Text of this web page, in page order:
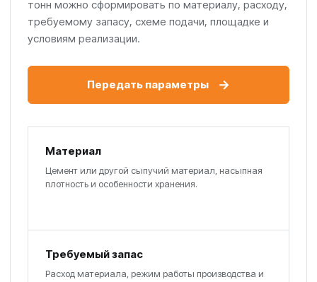
тонн можно сформировать по материалу, расходу,
требуемому запасу, схеме подачи, площадке и
условиям реализации.
Передать параметры →
Материал
Цемент или другой сыпучий материал, насыпная
плотность и особенности хранения.
Требуемый запас
Расход материала, режим работы производства и